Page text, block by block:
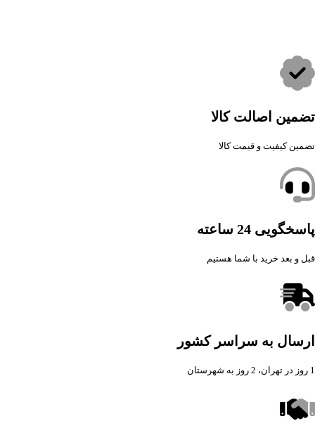
تضمین اصالت کالا
تضمین کیفیت و قیمت کالا
پاسخگویی 24 ساعته
قبل و بعد خرید با شما هستیم
ارسال به سراسر کشور
1 روز در تهران، 2 روز به شهرستان